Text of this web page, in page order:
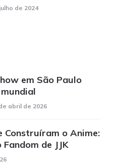
de 2024
em São Paulo
abril de 2026
Construíram o Anime:
de JJK